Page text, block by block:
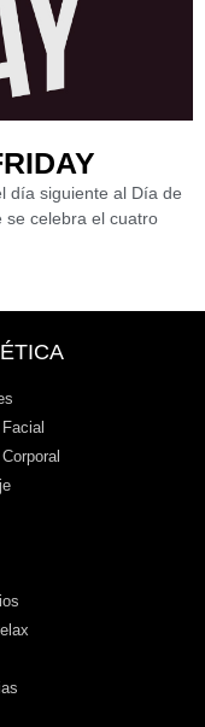
día siguiente al Día de
se celebra el cuatro